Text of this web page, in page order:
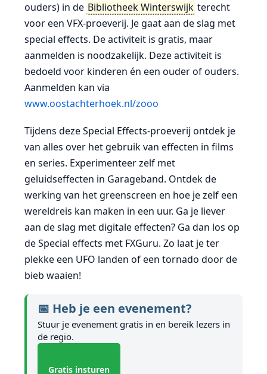
ouders) in de Bibliotheek Winterswijk terecht
voor een VFX-proeverij. Je gaat aan de slag met
special effects. De activiteit is gratis, maar
aanmelden is noodzakelijk. Deze activiteit is
bedoeld voor kinderen én een ouder of ouders.
Aanmelden kan via
www.oostachterhoek.nl/zooo
Tijdens deze Special Effects-proeverij ontdek je
van alles over het gebruik van effecten in films
en series. Experimenteer zelf met
geluidseffecten in Garageband. Ontdek de
werking van het greenscreen en hoe je zelf een
wereldreis kan maken in een uur. Ga je liever
aan de slag met digitale effecten? Ga dan los op
de Special effects met FXGuru. Zo laat je ter
plekke een UFO landen of een tornado door de
bieb waaien!
📅 Heb je een evenement?
Stuur je evenement gratis in en bereik lezers in
de regio.
Gratis insturen